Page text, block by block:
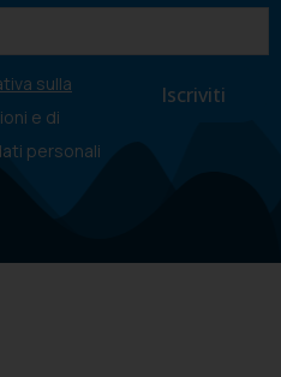
sulla
e di
personali